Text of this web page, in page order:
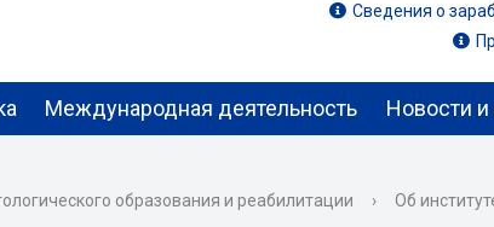
Сведения о
Международная деятельность Новости
образования и реабилитации › Об